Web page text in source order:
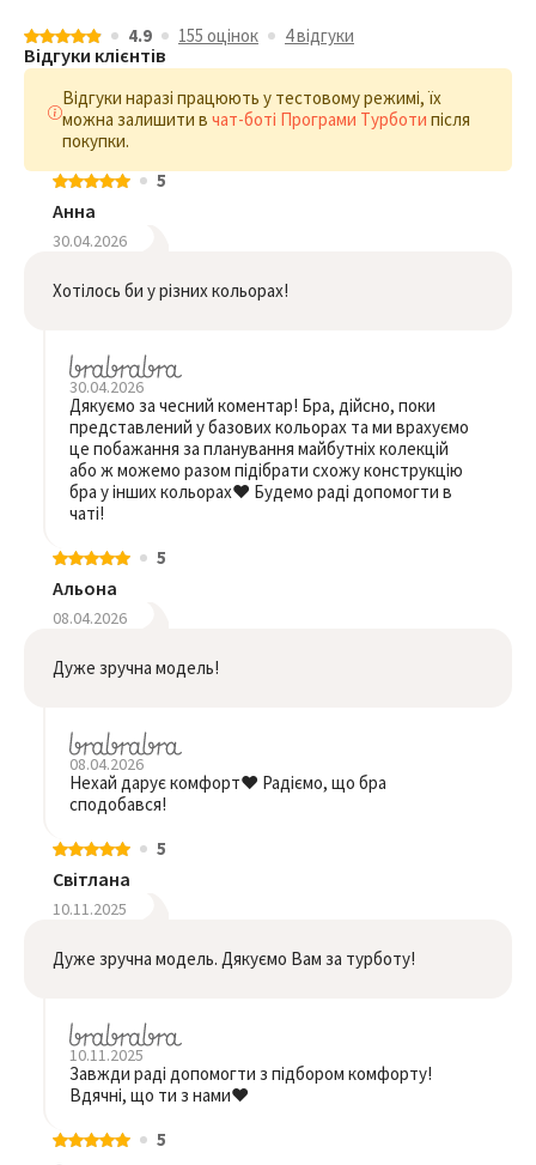
4.9 155 оцiнок 4 відгуки
Відгуки клієнтів
Відгуки наразі працюють у тестовому режимі, їх
можна залишити в чат-боті Програми Турботи після
покупки.
5
Анна
30.04.2026
Хотілось би у різних кольорах!
30.04.2026
Дякуємо за чесний коментар! Бра, дійсно, поки
представлений у базових кольорах та ми врахуємо
це побажання за планування майбутніх колекцій
або ж можемо разом підібрати схожу конструкцію
бра у інших кольорах❤️ Будемо раді допомогти в
чаті!
5
Альона
08.04.2026
Дуже зручна модель!
08.04.2026
Нехай дарує комфорт❤️ Радіємо, що бра
сподобався!
5
Світлана
10.11.2025
Дуже зручна модель. Дякуємо Вам за турботу!
10.11.2025
Завжди раді допомогти з підбором комфорту!
Вдячні, що ти з нами❤️
5